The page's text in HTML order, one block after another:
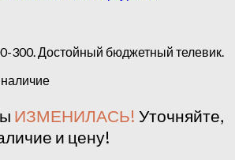
300. Достойный бюджетный телевик.
ИЗМЕНИЛАСЬ! Уточняйте,
и цену!